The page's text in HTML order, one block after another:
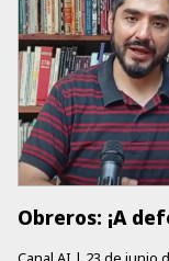
Obreros: ¡A